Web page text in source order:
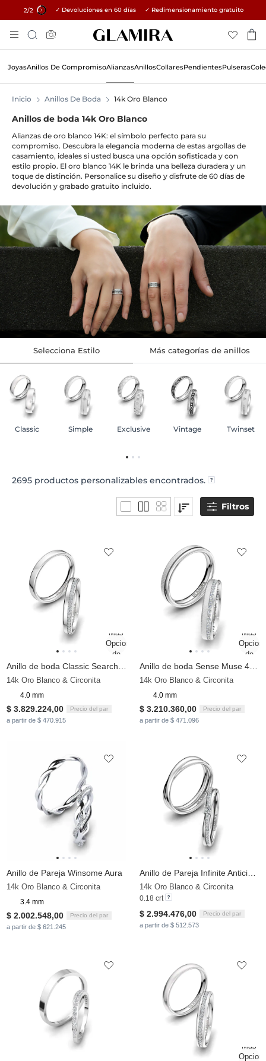
1/2 15% en todos los pedidos →
✓ Devoluciones en 60 días ✓ Redimensionamiento gratuito
Al
Contenido
Búsqueda
JoyasAnillos De CompromisoAlianzasAnillosCollaresPendientesPulseras
Inicio Anillos De Boda 14k Oro Blanco
Anillos de boda 14k Oro Blanco
Alianzas de oro blanco 14K: el símbolo perfecto para su
compromiso. Descubra la elegancia moderna de estas argollas de
casamiento, ideales si usted busca una opción sofisticada y con
estilo propio. El oro blanco 14K le brinda una belleza duradera y un
toque de distinción. Personalice su diseño y disfrute de 60 días de
devolución y grabado gratuito incluido.
Selecciona Estilo
Classic Simple Exclusive Vintage Twinset
Más categorías de anillos
2695 productos personalizables encontrados.
Filtros
14k Oro Blanco & Circonita
4.0 mm
$ 3.829.224,00 Precio del par
a partir de $ 470.915
14k Oro Blanco & Circonita
4.0 mm
$ 3.210.360,00 Precio del par
a partir de $ 471.096
Anillo de Pareja Winsome Aura
14k Oro Blanco & Circonita
3.4 mm
$ 2.002.548,00 Precio del par
a partir de $ 621.245
14k Oro Blanco & Circonita
0.18 crt
$ 2.994.476,00 Precio del par
a partir de $ 512.573